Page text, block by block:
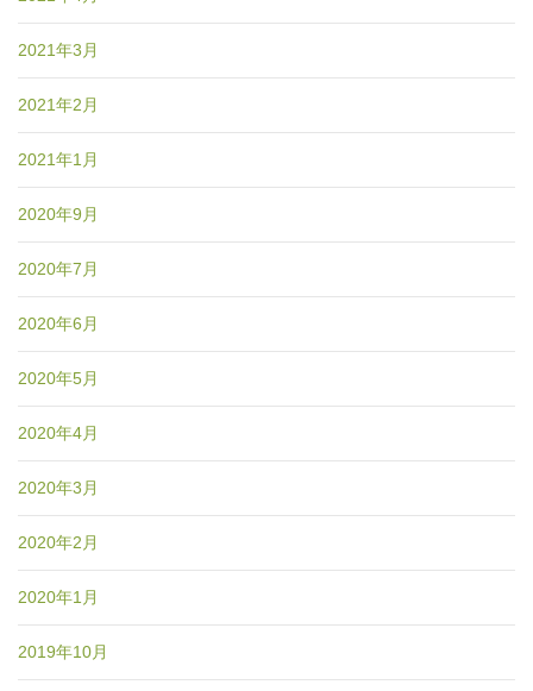
2021年3月
2021年2月
2021年1月
2020年9月
2020年7月
2020年6月
2020年5月
2020年4月
2020年3月
2020年2月
2020年1月
2019年10月